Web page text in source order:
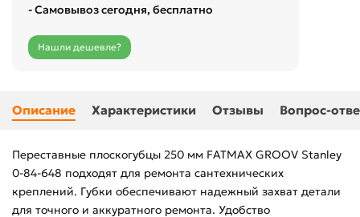
- Самовывоз сегодня, бесплатно
Нашли дешевле?
Описание Характеристики Отзывы Вопрос-
Переставные плоскогубцы 250 мм FATMAX GROOV Stanley
0-84-648 подходят для ремонта сантехнических
креплений. Губки обеспечивают надежный захват детали
для точного и аккуратного ремонта. Удобство